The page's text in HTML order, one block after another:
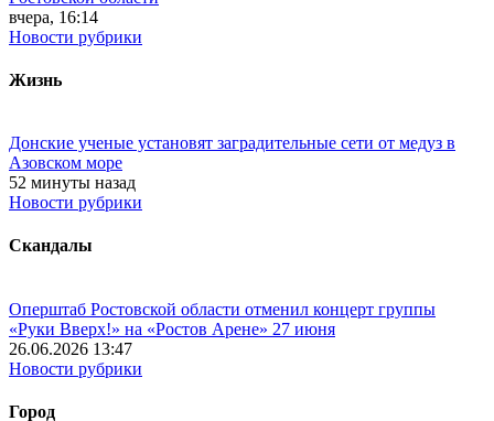
вчера, 16:14
Новости рубрики
Жизнь
Донские ученые установят заградительные сети от медуз в
Азовском море
52 минуты назад
Новости рубрики
Скандалы
Оперштаб Ростовской области отменил концерт группы
«Руки Вверх!» на «Ростов Арене» 27 июня
26.06.2026 13:47
Новости рубрики
Город